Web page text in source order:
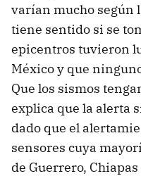
varían mucho según
tiene sentido si se
epicentros tuvieron
México y que
Que los sismos
explica que la alerta
dado que el
sensores cuya
de Guerrero, Chiapas